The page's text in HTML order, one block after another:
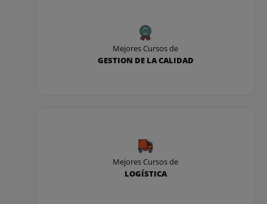
Mejores Cursos de
GESTION DE LA CALIDAD
Mejores Cursos de
LOGÍSTICA